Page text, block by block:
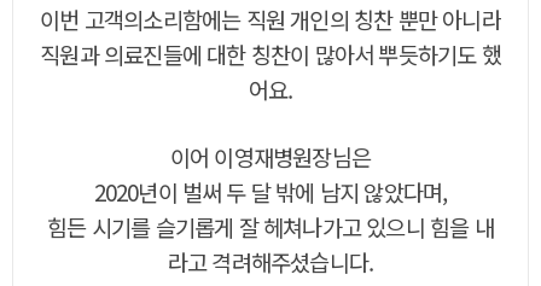
이번 고객의소리함에는 직원 개인의 칭찬 뿐만 아니라
직원과 의료진들에 대한 칭찬이 많아서 뿌듯하기도 했
어요.
이어 이영재병원장님은
2020년이 벌써 두 달 밖에 남지 않았다며,
힘든 시기를 슬기롭게 잘 헤쳐나가고 있으니 힘을 내
라고 격려해주셨습니다.